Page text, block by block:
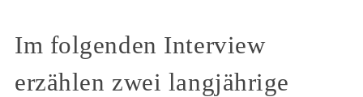
Im folgenden Interview
erzählen zwei langjährige